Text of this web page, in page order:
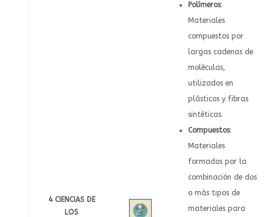
4 CIENCIAS DE
LOS
Polímeros:
Materiales
compuestos por
largas cadenas de
moléculas,
utilizados en
plásticos y fibras
sintéticas.
Compuestos:
Materiales
formados por la
combinación de dos
o más tipos de
materiales para